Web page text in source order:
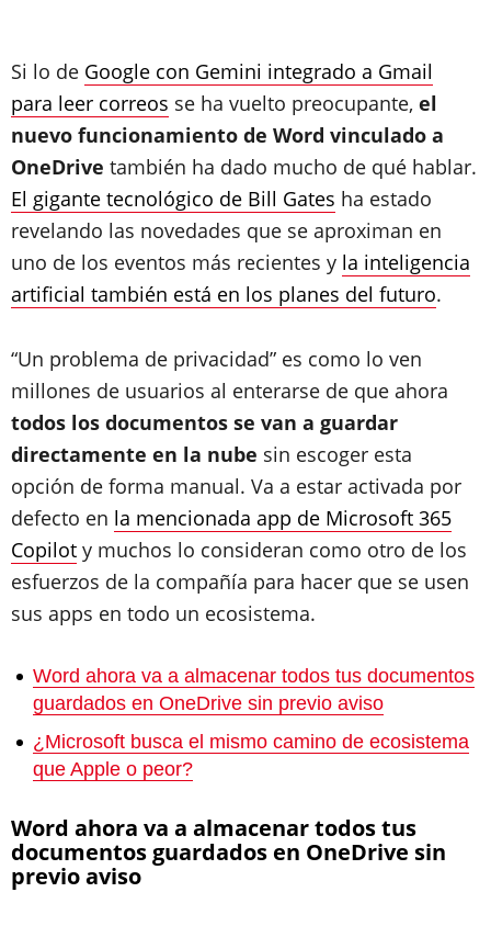
Si lo de Google con Gemini integrado a Gmail
para leer correos se ha vuelto preocupante, el
nuevo funcionamiento de Word vinculado a
OneDrive también ha dado mucho de qué hablar.
El gigante tecnológico de Bill Gates ha estado
revelando las novedades que se aproximan en
uno de los eventos más recientes y la inteligencia
artificial también está en los planes del futuro.
“Un problema de privacidad” es como lo ven
millones de usuarios al enterarse de que ahora
todos los documentos se van a guardar
directamente en la nube sin escoger esta
opción de forma manual. Va a estar activada por
defecto en la mencionada app de Microsoft 365
Copilot y muchos lo consideran como otro de los
esfuerzos de la compañía para hacer que se usen
sus apps en todo un ecosistema.
Word ahora va a almacenar todos tus documentos
guardados en OneDrive sin previo aviso
¿Microsoft busca el mismo camino de ecosistema
que Apple o peor?
Word ahora va a almacenar todos tus
documentos guardados en OneDrive sin
previo aviso